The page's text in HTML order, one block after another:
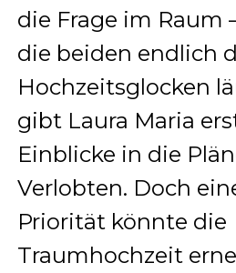
die Frage im Raum
die beiden endlich
Hochzeitsglocken
gibt Laura Maria
Einblicke in die
Verlobten. Doch
Priorität könnte die
Traumhochzeit